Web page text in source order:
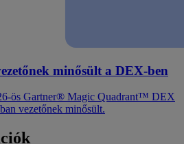
minősült a DEX-ben
ös Gartner® Magic Quadrant™ DEX
vezetőnek minősült.